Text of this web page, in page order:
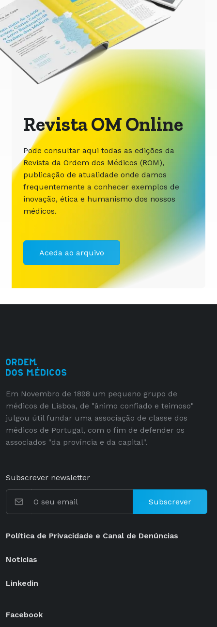
Revista OM Online
Pode consultar aqui todas as edições da
Revista da Ordem dos Médicos (ROM),
publicação de atualidade onde damos
frequentemente a conhecer exemplos de
inovação, ética e humanismo dos nossos
médicos.
Aceda ao arquivo
Em Novembro de 1898 um pequeno grupo de
médicos de Lisboa, de "ânimo confiado e teimoso"
julgou útil fundar uma associação de classe dos
médicos de Portugal, com o fim de defender os
associados "da província e da capital".
Subscrever newsletter
Subscrever
Política de Privacidade e Canal de Denúncias
Notícias
Linkedin
Facebook